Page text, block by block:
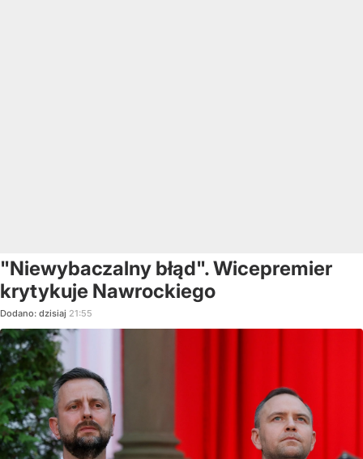
"Niewybaczalny błąd". Wicepremier
krytykuje Nawrockiego
Dodano: dzisiaj 21:55